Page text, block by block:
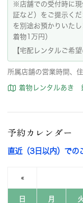
※店舗での受付時に
証など）をご提示く
を別途お預かりいた
着物1万円）
【宅配レンタルご希望
所属店舗の営業時間、
着物レンタルあき
予約カレンダー
直近（3日以内）での
«
日 月